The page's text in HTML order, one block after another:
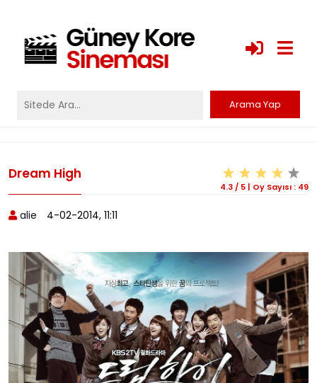
Dream High
4.3 / 5 | Oy Sayısı : 49
alie 4-02-2014, 11:11